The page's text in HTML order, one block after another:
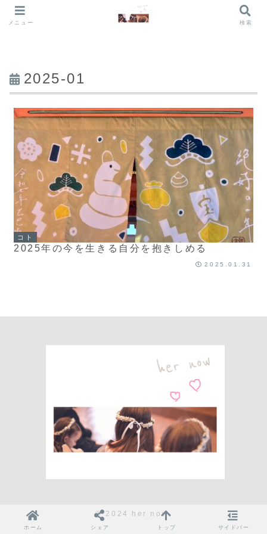
2025-01
コト
2025年の今を生きる自分を抱きしめる
2025.01.31
© 2024 her now.
メニュー 検索
ホーム シェア トップ サイドバー